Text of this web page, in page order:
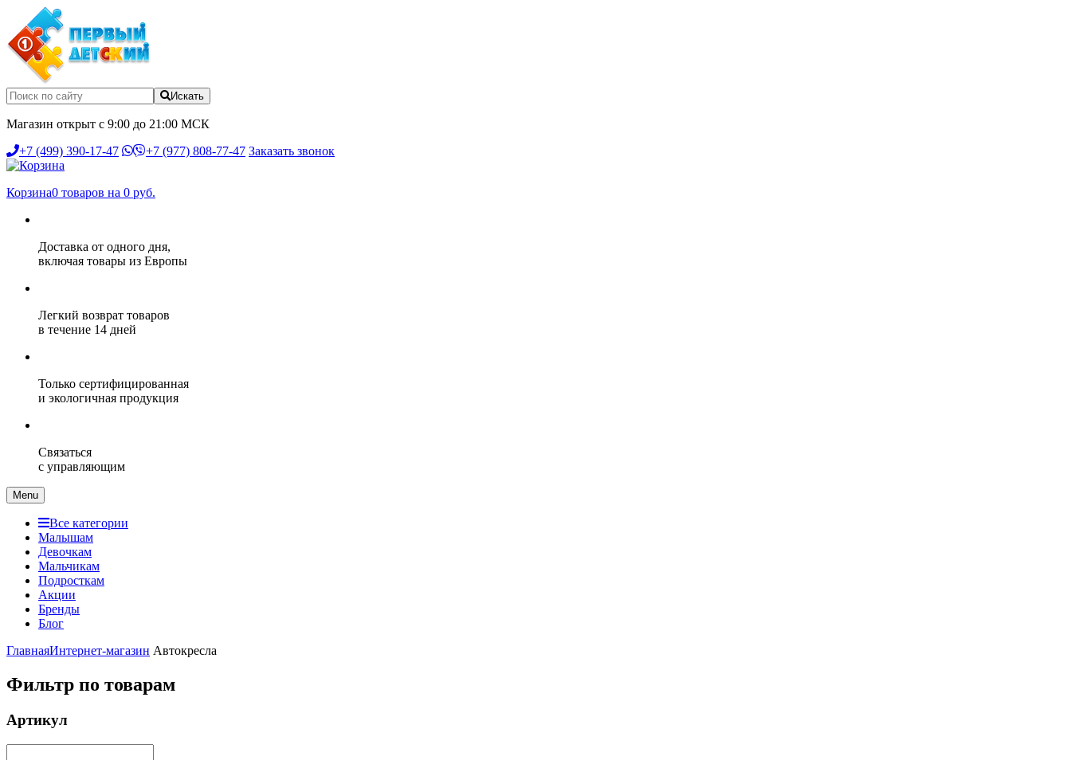
Искать
Магазин открыт с 9:00 до 21:00 МСК
+7 (499) 390-17-47
+7 (977) 808-77-47 Заказать звонок
Корзина0 товаров на 0 руб.
Доставка от одного дня,
включая товары из Европы
Легкий возврат товаров
в течение 14 дней
Только сертифицированная
и экологичная продукция
Связаться
с управляющим
Menu
Все категории
Малышам
Девочкам
Мальчикам
Подросткам
Акции
Бренды
Блог
ГлавнаяИнтернет-магазин Автокресла
Фильтр по товарам
Артикул